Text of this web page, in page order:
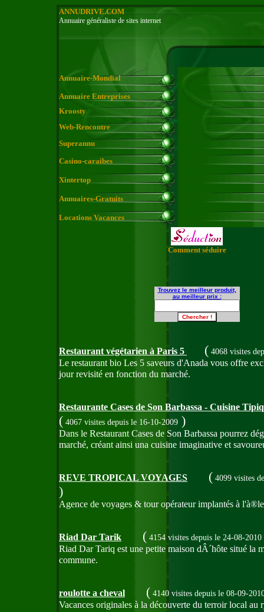
ANNUDRIVE.COM
Annuaire généraliste de sites internet
Annuaire-Mondial
Annuaire Entreprises
Kroosty
Web-Rencontre
Superannu
Casino-caraibes
Xintertop
Annuaires-Gratuits
Locations Vacances
Comment séduire
Trouvez le meilleur produit,
au meilleur prix :
Restaurant végétarien à Paris 5 ( 4068 visites
Le restaurant bio Les 5 saveurs d'Anada vous offre
jour revisité en fonction du marché.
Restaurante Cases de Son Barbassa - Cuisine
( 4067 visites depuis le 16-10-2009 )
Dans le Restaurant Cases de Son Barbassa pourrez
marché, créant ainsi una cuisine imaginative et
REVE TROPICAL VOYAGES ( 4099 visites
)
Agence de voyages & tour opérateur implantés à
Riad Dar Tarik ( 4154 visites depuis le 24-08-2010
Riad Dar Tariq est une petite maison dÂ´hôte situé la
commune.
roulotte a cheval ( 4140 visites depuis le 08-09-
Vacances originales à la découverte du terroir local au